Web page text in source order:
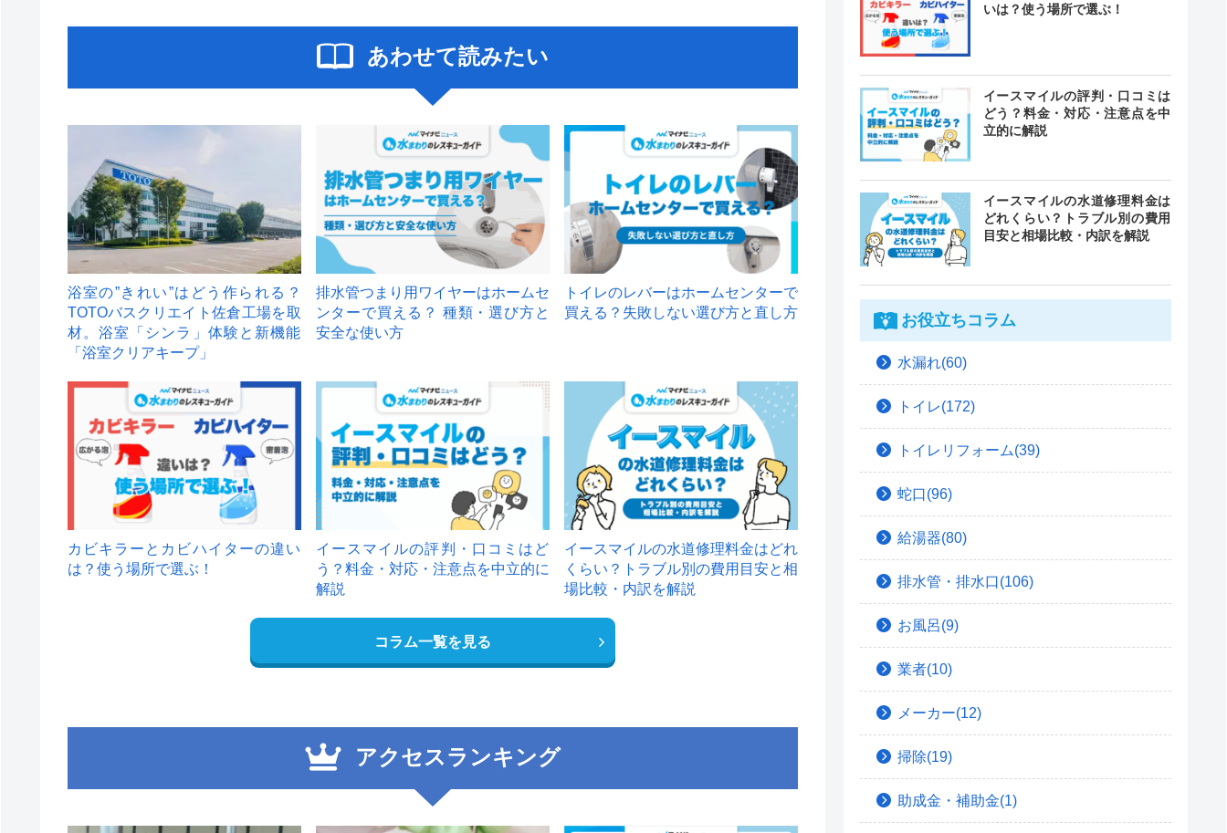
あわせて読みたい
浴室の”きれい”はどう作られる？
TOTOバスクリエイト佐倉工場を取
材。浴室「シンラ」体験と新機能
「浴室クリアキープ」
排水管つまり用ワイヤーはホームセ
ンターで買える？ 種類・選び方と
安全な使い方
トイレのレバーはホームセンターで
買える？失敗しない選び方と直し方
カビキラーとカビハイターの違い
は？使う場所で選ぶ！
イースマイルの評判・口コミはど
う？料金・対応・注意点を中立的に
解説
イースマイルの水道修理料金はどれ
くらい？トラブル別の費用目安と相
場比較・内訳を解説
コラム一覧を見る
アクセスランキング
いは？使う場所で選ぶ！
イースマイルの評判・口コミは
どう？料金・対応・注意点を中
立的に解説
イースマイルの水道修理料金は
どれくらい？トラブル別の費用
目安と相場比較・内訳を解説
お役立ちコラム
水漏れ(60)
トイレ(172)
トイレリフォーム(39)
蛇口(96)
給湯器(80)
排水管・排水口(106)
お風呂(9)
業者(10)
メーカー(12)
掃除(19)
助成金・補助金(1)